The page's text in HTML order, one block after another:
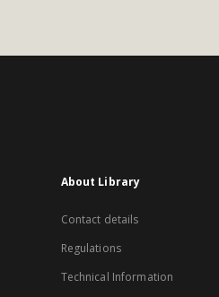
About Library
Contact details
Regulations
Technical Information